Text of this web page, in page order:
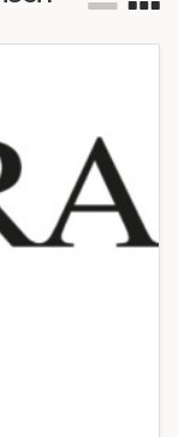
und Salsas bis
wenn es darum
zu machen.